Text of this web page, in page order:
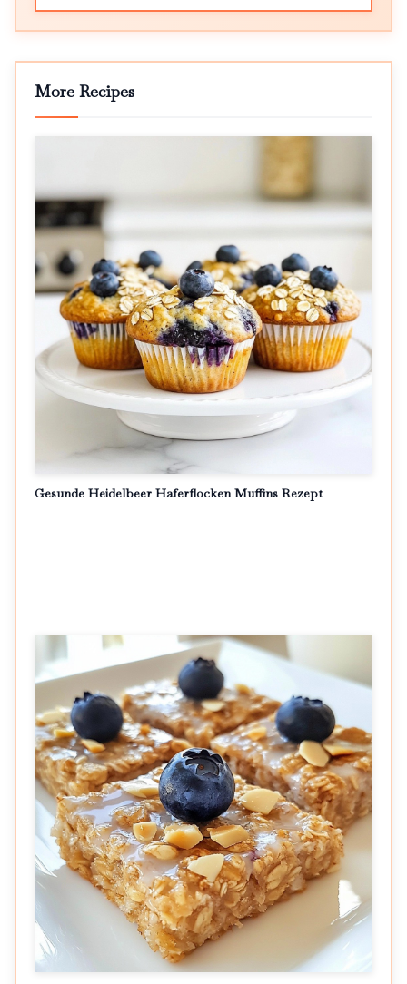
More Recipes
Gesunde Heidelbeer Haferflocken Muffins Rezept